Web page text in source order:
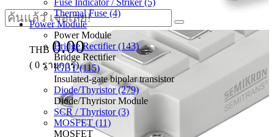
THB 0.00
( 0 รายการ)
Fuse Indicator / Striker (5)
Thermal Fuse (4)
Power Module
Power Module
Bridge Rectifier (143)
Bridge Rectifier
IGBT (115)
Insulated-gate bipolar transistor
Diode/Thyristor (279)
Diode/Thyristor Module
SCR / Thyristor (3)
MOSFET (11)
MOSFET